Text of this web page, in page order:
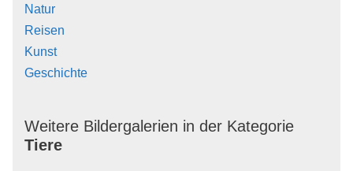
Natur
Reisen
Kunst
Geschichte
Weitere Bildergalerien in der Kategorie
Tiere